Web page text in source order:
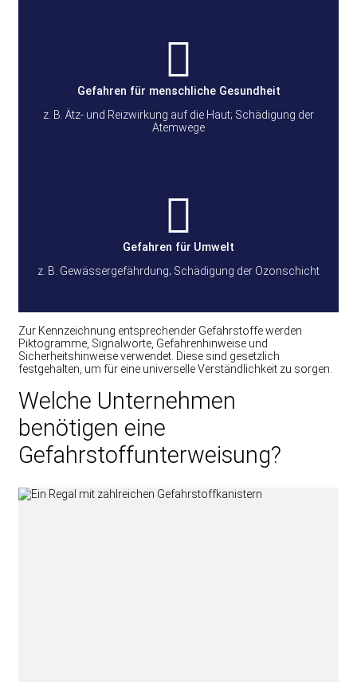
Gefahren für menschliche Gesundheit
z. B. Ätz- und Reizwirkung auf die Haut; Schädigung der
Atemwege
Gefahren für Umwelt
z. B. Gewässergefährdung; Schädigung der Ozonschicht
Zur Kennzeichnung entsprechender Gefahrstoffe werden
Piktogramme, Signalworte, Gefahrenhinweise und
Sicherheitshinweise verwendet. Diese sind gesetzlich
festgehalten, um für eine universelle Verständlichkeit zu sorgen.
Welche Unternehmen
benötigen eine
Gefahrstoffunterweisung?